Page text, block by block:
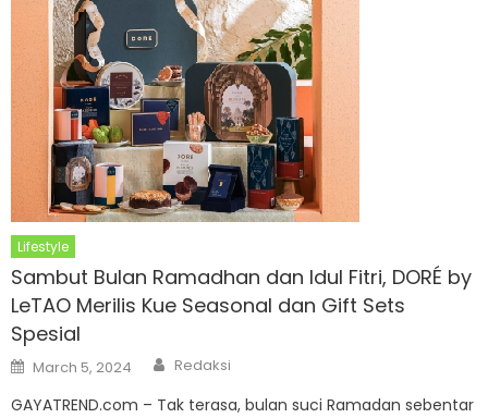
Lifestyle
Sambut Bulan Ramadhan dan Idul Fitri, DORÉ by
LeTAO Merilis Kue Seasonal dan Gift Sets
Spesial
Posted
on
March 5, 2024 Author
Redaksi
GAYATREND.com – Tak terasa, bulan suci Ramadan sebentar